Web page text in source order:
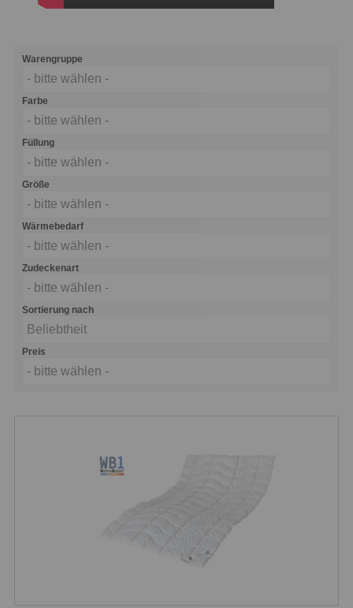
Warengruppe
- bitte wählen -
Farbe
- bitte wählen -
Füllung
- bitte wählen -
Größe
- bitte wählen -
Wärmebedarf
- bitte wählen -
Zudeckenart
- bitte wählen -
Sortierung nach
Beliebtheit
Preis
- bitte wählen -